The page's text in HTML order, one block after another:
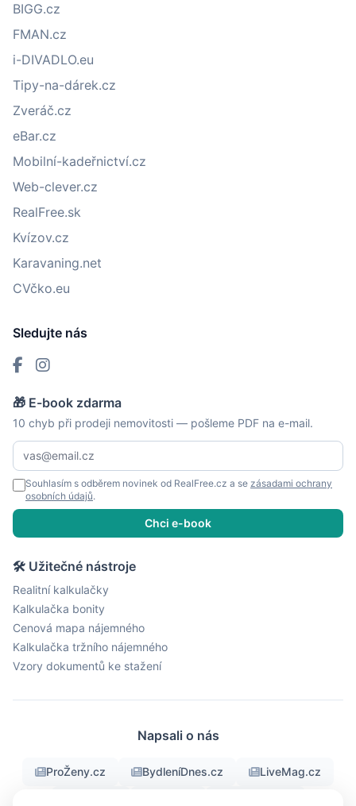
BIGG.cz
FMAN.cz
i-DIVADLO.eu
Tipy-na-dárek.cz
Zveráč.cz
eBar.cz
Mobilní-kadeřnictví.cz
Web-clever.cz
RealFree.sk
Kvízov.cz
Karavaning.net
CVčko.eu
Sledujte nás
🎁 E-book zdarma
10 chyb při prodeji nemovitosti — pošleme PDF na e-mail.
Souhlasím s odběrem novinek od RealFree.cz a se zásadami ochrany
osobních údajů.
Chci e-book
🛠 Užitečné nástroje
Realitní kalkulačky
Kalkulačka bonity
Cenová mapa nájemného
Kalkulačka tržního nájemného
Vzory dokumentů ke stažení
Napsali o nás
ProŽeny.cz BydleníDnes.cz LiveMag.cz